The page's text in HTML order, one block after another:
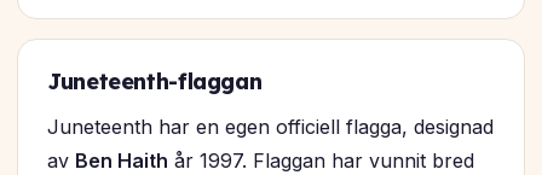
Juneteenth-flaggan
Juneteenth har en egen officiell flagga, designad
av Ben Haith år 1997. Flaggan har vunnit bred